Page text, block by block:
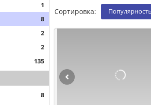
1
8
2
2
135
8
Сортировка:
Популярность